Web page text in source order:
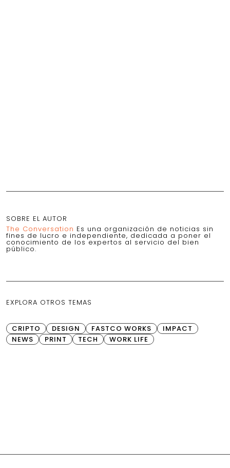
SOBRE EL AUTOR
The Conversation Es una organización de noticias sin
fines de lucro e independiente, dedicada a poner el
conocimiento de los expertos al servicio del bien
público.
EXPLORA OTROS TEMAS
CRIPTO DESIGN FASTCO WORKS
IMPACT
NEWS
PRINT TECH WORK LIFE